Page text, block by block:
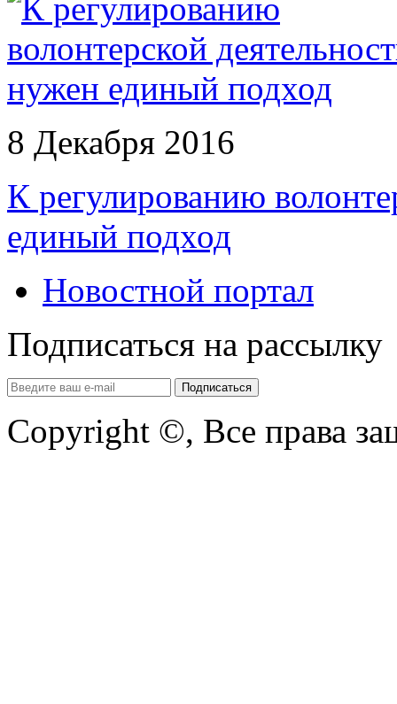
8 Декабря 2016
К регулированию
единый подход
Новостной портал
Подписаться на рассылку
Copyright ©, Все права